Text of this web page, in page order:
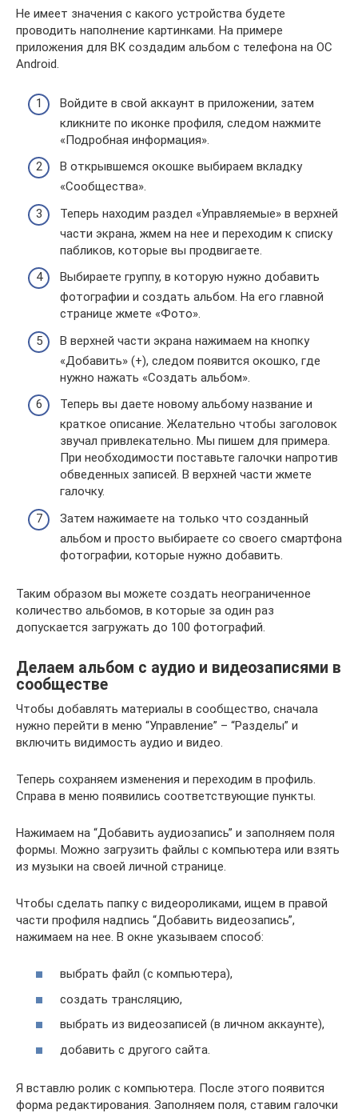
Не имеет значения с какого устройства будете
проводить наполнение картинками. На примере
приложения для ВК создадим альбом с телефона на ОС
Android.
Войдите в свой аккаунт в приложении, затем
кликните по иконке профиля, следом нажмите
«Подробная информация».
В открывшемся окошке выбираем вкладку
«Сообщества».
Теперь находим раздел «Управляемые» в верхней
части экрана, жмем на нее и переходим к списку
пабликов, которые вы продвигаете.
Выбираете группу, в которую нужно добавить
фотографии и создать альбом. На его главной
странице жмете «Фото».
В верхней части экрана нажимаем на кнопку
«Добавить» (+), следом появится окошко, где
нужно нажать «Создать альбом».
Теперь вы даете новому альбому название и
краткое описание. Желательно чтобы заголовок
звучал привлекательно. Мы пишем для примера.
При необходимости поставьте галочки напротив
обведенных записей. В верхней части жмете
галочку.
Затем нажимаете на только что созданный
альбом и просто выбираете со своего смартфона
фотографии, которые нужно добавить.
Таким образом вы можете создать неограниченное
количество альбомов, в которые за один раз
допускается загружать до 100 фотографий.
Делаем альбом с аудио и видеозаписями в
сообществе
Чтобы добавлять материалы в сообщество, сначала
нужно перейти в меню “Управление” – “Разделы” и
включить видимость аудио и видео.
Теперь сохраняем изменения и переходим в профиль.
Справа в меню появились соответствующие пункты.
Нажимаем на “Добавить аудиозапись” и заполняем поля
формы. Можно загрузить файлы с компьютера или взять
из музыки на своей личной странице.
Чтобы сделать папку с видеороликами, ищем в правой
части профиля надпись “Добавить видеозапись”,
нажимаем на нее. В окне указываем способ:
выбрать файл (с компьютера),
создать трансляцию,
выбрать из видеозаписей (в личном аккаунте),
добавить с другого сайта.
Я вставлю ролик с компьютера. После этого появится
форма редактирования. Заполняем поля, ставим галочки